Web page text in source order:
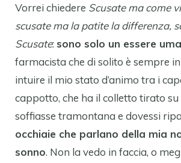
Vorrei chiedere Scusate ma come
scusate ma la patite la differenza,
Scusate: sono solo un essere
farmacista che di solito è sempre in
intuire il mio stato d’animo tra i
cappotto, che ha il colletto tirato su
soffiasse tramontana e dovessi
occhiaie che parlano della mia
sonno. Non la vedo in faccia, o